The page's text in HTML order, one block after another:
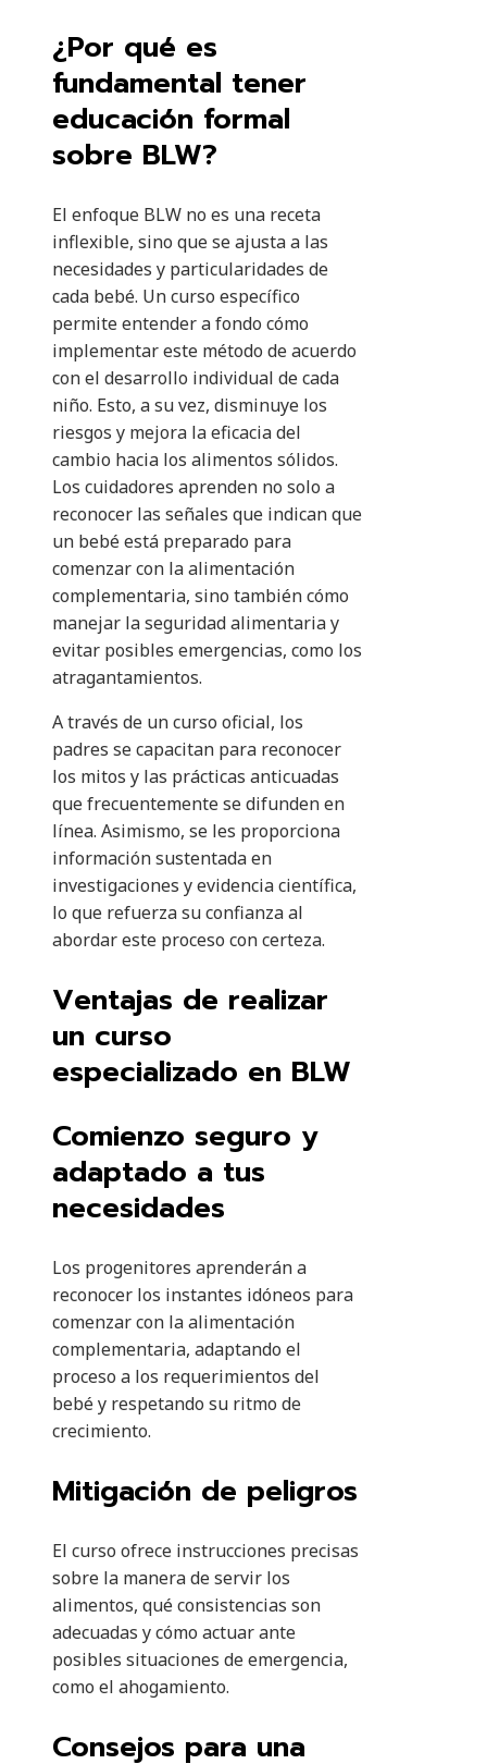
¿Por qué es
fundamental tener
educación formal
sobre BLW?
El enfoque BLW no es una receta
inflexible, sino que se ajusta a las
necesidades y particularidades de
cada bebé. Un curso específico
permite entender a fondo cómo
implementar este método de acuerdo
con el desarrollo individual de cada
niño. Esto, a su vez, disminuye los
riesgos y mejora la eficacia del
cambio hacia los alimentos sólidos.
Los cuidadores aprenden no solo a
reconocer las señales que indican que
un bebé está preparado para
comenzar con la alimentación
complementaria, sino también cómo
manejar la seguridad alimentaria y
evitar posibles emergencias, como los
atragantamientos.
A través de un curso oficial, los
padres se capacitan para reconocer
los mitos y las prácticas anticuadas
que frecuentemente se difunden en
línea. Asimismo, se les proporciona
información sustentada en
investigaciones y evidencia científica,
lo que refuerza su confianza al
abordar este proceso con certeza.
Ventajas de realizar
un curso
especializado en BLW
Comienzo seguro y
adaptado a tus
necesidades
Los progenitores aprenderán a
reconocer los instantes idóneos para
comenzar con la alimentación
complementaria, adaptando el
proceso a los requerimientos del
bebé y respetando su ritmo de
crecimiento.
Mitigación de peligros
El curso ofrece instrucciones precisas
sobre la manera de servir los
alimentos, qué consistencias son
adecuadas y cómo actuar ante
posibles situaciones de emergencia,
como el ahogamiento.
Consejos para una